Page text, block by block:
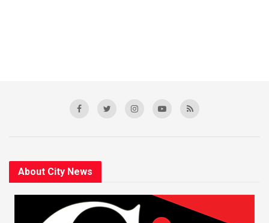
About City News